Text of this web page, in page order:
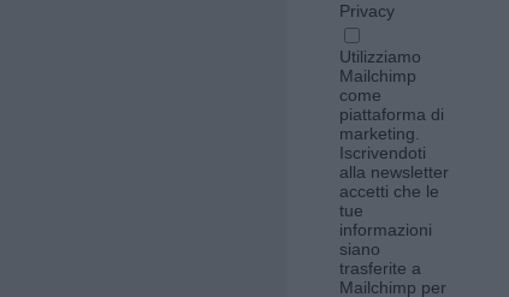
Privacy
Utilizziamo
Mailchimp
come
piattaforma di
marketing.
Iscrivendoti
alla newsletter
accetti che le
tue
informazioni
siano
trasferite a
Mailchimp per